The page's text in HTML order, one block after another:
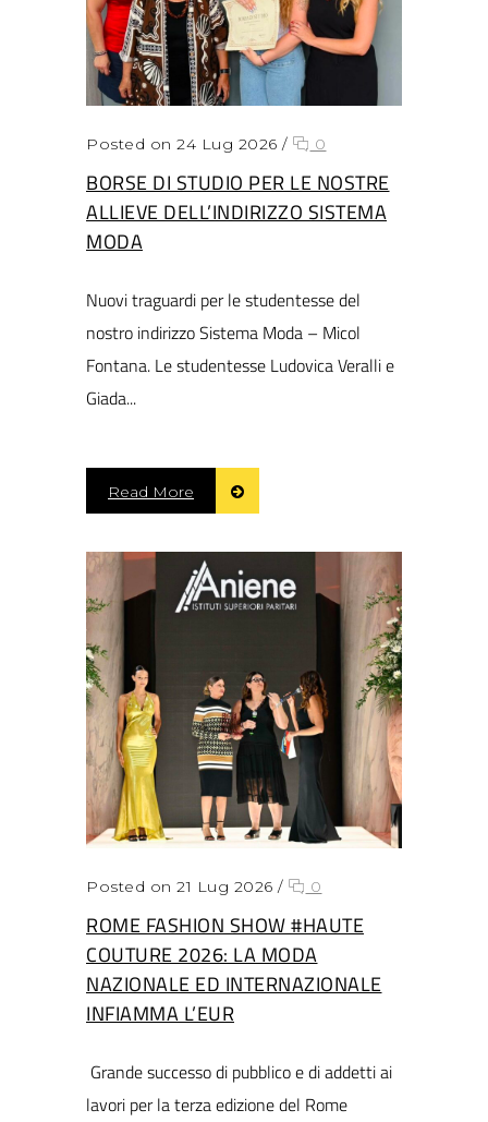
Posted on 24 Lug 2026 / 0
BORSE DI STUDIO PER LE NOSTRE
ALLIEVE DELL’INDIRIZZO SISTEMA
MODA
Nuovi traguardi per le studentesse del
nostro indirizzo Sistema Moda – Micol
Fontana. Le studentesse Ludovica Veralli e
Giada...
Read More
Posted on 21 Lug 2026 / 0
ROME FASHION SHOW #HAUTE
COUTURE 2026: LA MODA
NAZIONALE ED INTERNAZIONALE
INFIAMMA L’EUR
Grande successo di pubblico e di addetti ai
lavori per la terza edizione del Rome